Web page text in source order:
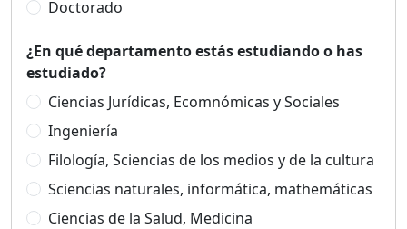
Doctorado
¿En qué departamento estás estudiando o has
estudiado?
Ciencias Jurídicas, Ecomnómicas y Sociales
Ingeniería
Filología, Sciencias de los medios y de la cultura
Sciencias naturales, informática, mathemáticas
Ciencias de la Salud, Medicina